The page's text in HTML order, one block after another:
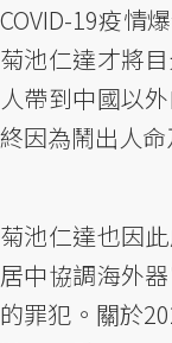
COVID-19疫情
菊池仁達才將
人帶到中國以
終因為鬧出人
菊池仁達也因
居中協調海外
的罪犯。關於